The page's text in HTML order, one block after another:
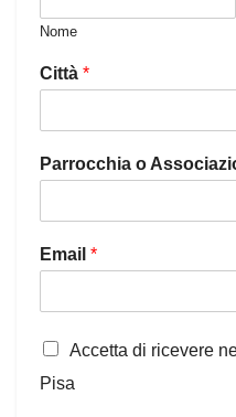
Nome
Città *
Parrocchia o
Email *
Accetta di ricevere
Pisa